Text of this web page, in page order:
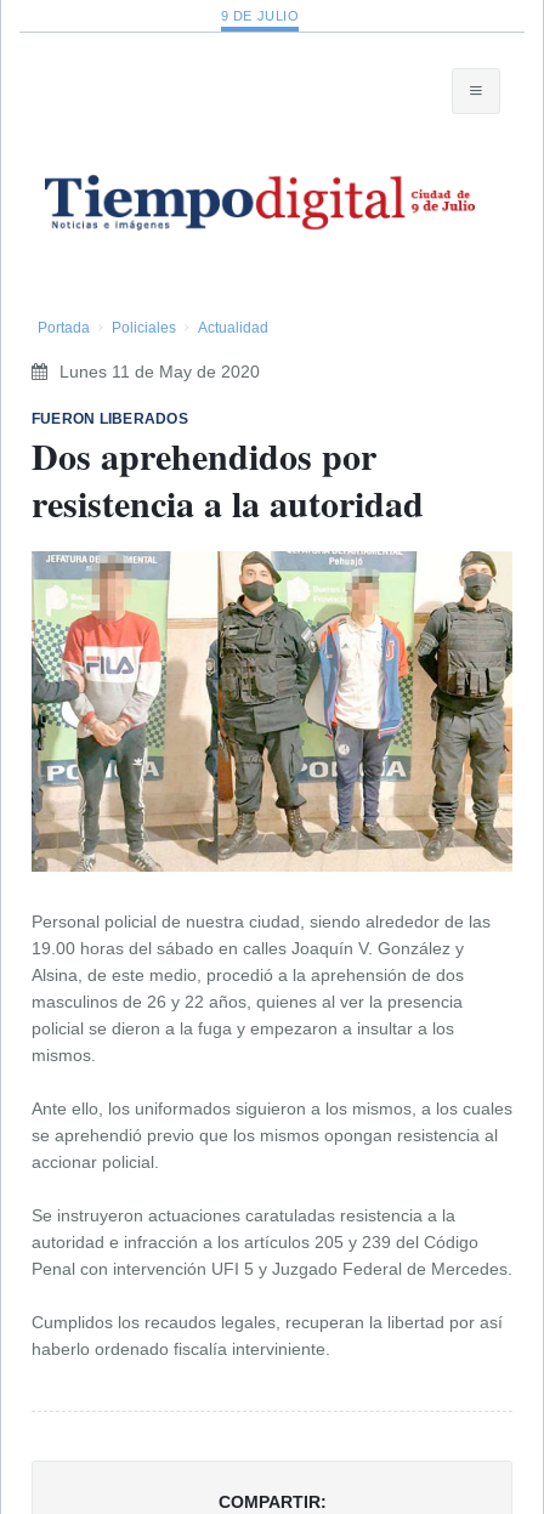
9 DE JULIO
Portada Policiales Actualidad
Lunes 11 de May de 2020
FUERON LIBERADOS
Dos aprehendidos por
resistencia a la autoridad
Personal policial de nuestra ciudad, siendo alrededor de las
19.00 horas del sábado en calles Joaquín V. González y
Alsina, de este medio, procedió a la aprehensión de dos
masculinos de 26 y 22 años, quienes al ver la presencia
policial se dieron a la fuga y empezaron a insultar a los
mismos.
Ante ello, los uniformados siguieron a los mismos, a los cuales
se aprehendió previo que los mismos opongan resistencia al
accionar policial.
Se instruyeron actuaciones caratuladas resistencia a la
autoridad e infracción a los artículos 205 y 239 del Código
Penal con intervención UFI 5 y Juzgado Federal de Mercedes.
Cumplidos los recaudos legales, recuperan la libertad por así
haberlo ordenado fiscalía interviniente.
COMPARTIR: